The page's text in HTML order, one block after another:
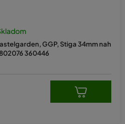
GGP, Stiga 34mm nah
360446